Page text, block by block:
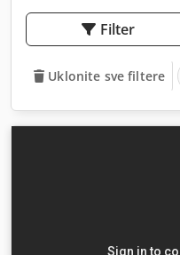
Filter
Uklonite sve filtere